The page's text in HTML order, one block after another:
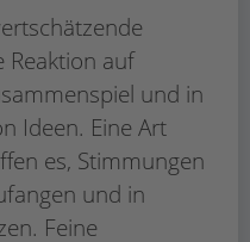
Reaktion auf
und in
Ideen. Eine Art
es, Stimmungen
und in
Feine